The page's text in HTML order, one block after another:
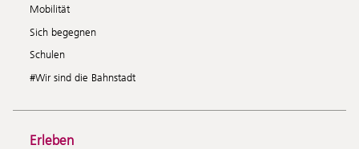
Mobilität
Sich begegnen
Schulen
#Wir sind die Bahnstadt
Erleben